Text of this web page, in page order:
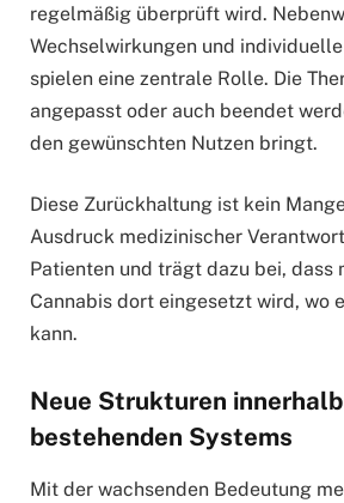
regelmäßig überprüft wird.
Wechselwirkungen und
spielen eine zentrale Rolle. Die
angepasst oder auch beendet
den gewünschten Nutzen bringt.
Diese Zurückhaltung ist kein
Ausdruck medizinischer
Patienten und trägt dazu bei, dass
Cannabis dort eingesetzt wird, wo
kann.
Neue Strukturen
bestehenden Systems
Mit der wachsenden Bedeutung